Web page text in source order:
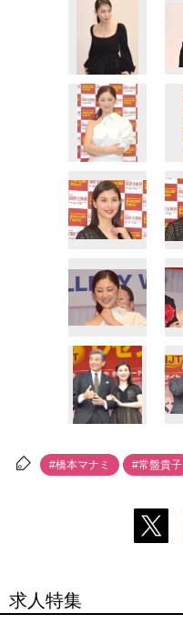
#橋本マナミ #常盤貴子
求人特集